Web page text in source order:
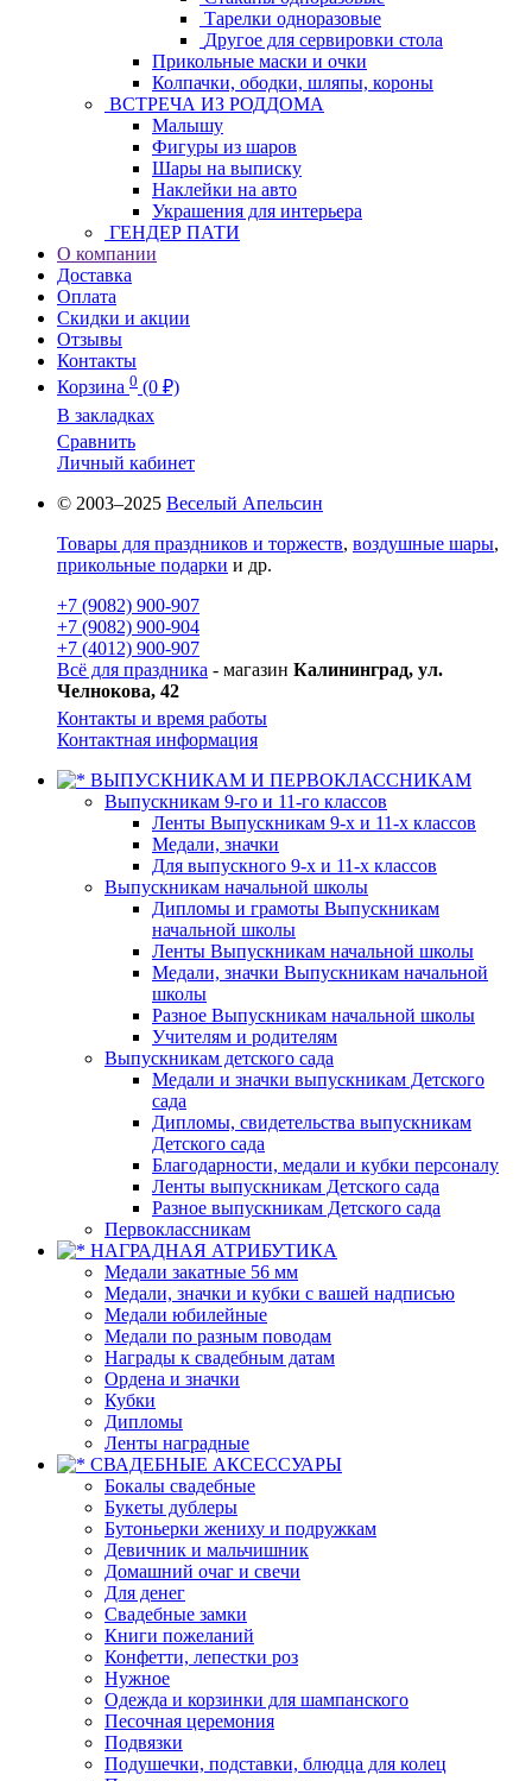
Тарелки одноразовые
Другое для сервировки стола
Прикольные маски и очки
Колпачки, ободки, шляпы, короны
ВСТРЕЧА ИЗ РОДДОМА
Малышу
Фигуры из шаров
Шары на выписку
Наклейки на авто
Украшения для интерьера
ГЕНДЕР ПАТИ
О компании
Доставка
Оплата
Скидки и акции
Отзывы
Контакты
Корзина 0 (0 ₽)
В закладках
Сравнить
Личный кабинет
© 2003–2025 Веселый Апельсин
Товары для праздников и торжеств, воздушные шары,
прикольные подарки и др.
+7 (9082) 900-907
+7 (9082) 900-904
+7 (4012) 900-907
Всё для праздника - магазин Калининград, ул.
Челнокова, 42
Контакты и время работы
Контактная информация
ВЫПУСКНИКАМ И ПЕРВОКЛАССНИКАМ
Выпускникам 9-го и 11-го классов
Ленты Выпускникам 9-х и 11-х классов
Медали, значки
Для выпускного 9-х и 11-х классов
Выпускникам начальной школы
Дипломы и грамоты Выпускникам
начальной школы
Ленты Выпускникам начальной школы
Медали, значки Выпускникам начальной
школы
Разное Выпускникам начальной школы
Учителям и родителям
Выпускникам детского сада
Медали и значки выпускникам Детского
сада
Дипломы, свидетельства выпускникам
Детского сада
Благодарности, медали и кубки персоналу
Ленты выпускникам Детского сада
Разное выпускникам Детского сада
Первоклассникам
НАГРАДНАЯ АТРИБУТИКА
Медали закатные 56 мм
Медали, значки и кубки с вашей надписью
Медали юбилейные
Медали по разным поводам
Награды к свадебным датам
Ордена и значки
Кубки
Дипломы
Ленты наградные
СВАДЕБНЫЕ АКСЕССУАРЫ
Бокалы свадебные
Букеты дублеры
Бутоньерки жениху и подружкам
Девичник и мальчишник
Домашний очаг и свечи
Для денег
Свадебные замки
Книги пожеланий
Конфетти, лепестки роз
Нужное
Одежда и корзинки для шампанского
Песочная церемония
Подвязки
Подушечки, подставки, блюдца для колец